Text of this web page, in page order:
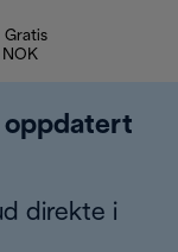
Gratis
oppdatert
direkte i